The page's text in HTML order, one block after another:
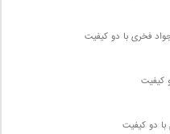
فخری با دو کیفیت
کیفیت
دو کیفیت